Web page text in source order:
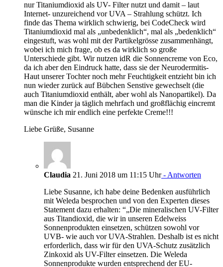
nur Titaniumdioxid als UV- Filter nutzt und damit – laut
Internet- unzureichend vor UVA – Strahlung schützt. Ich
finde das Thema wirklich schwierig, bei CodeCheck wird
Titaniumdioxid mal als „unbedenklich“, mal als „bedenklich“
eingestuft, was wohl mit der Partikelgrösse zusammenhängt,
wobei ich mich frage, ob es da wirklich so große
Unterschiede gibt. Wir nutzen idR die Sonnencreme von Eco,
da ich aber den Eindruck hatte, dass sie der Neurodermitis-
Haut unserer Tochter noch mehr Feuchtigkeit entzieht bin ich
nun wieder zurück auf Bübchen Senstive gewechselt (die
auch Titaniumdioxid enthält, aber wohl als Nanopartikel). Da
man die Kinder ja täglich mehrfach und großflächig eincremt
wünsche ich mir endlich eine perfekte Creme!!!
Liebe Grüße, Susanne
Claudia 21. Juni 2018 um 11:15 Uhr- Antworten
Liebe Susanne, ich habe deine Bedenken ausführlich
mit Weleda besprochen und von den Experten dieses
Statement dazu erhalten: “„Die mineralischen UV-Filter
aus Titandioxid, die wir in unseren Edelweiss
Sonnenprodukten einsetzen, schützen sowohl vor
UVB- wie auch vor UVA-Strahlen. Deshalb ist es nicht
erforderlich, dass wir für den UVA-Schutz zusätzlich
Zinkoxid als UV-Filter einsetzen. Die Weleda
Sonnenprodukte wurden entsprechend der EU-